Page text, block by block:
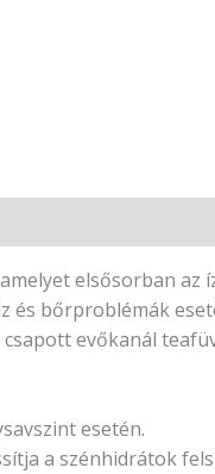
elsősorban
és bőrproblémák
evőkanál
esetén.
a szénhidrátok